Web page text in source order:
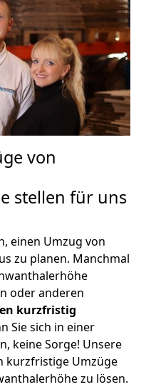
von
stellen für uns
einen Umzug von
zu planen. Manchmal
oder anderen
kurzfristig
Sie sich in einer
keine Sorge! Unsere
kurzfristige Umzüge
zu lösen.